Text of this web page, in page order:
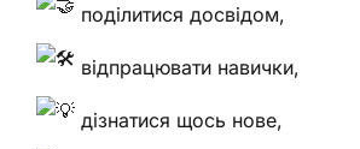
поділитися досвідом,
відпрацювати навички,
дізнатися щось нове,